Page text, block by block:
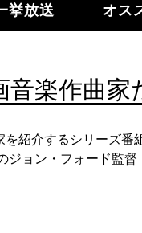
挙放送 オス
音楽作曲家
紹介するシリーズ
ジョン・フォード監